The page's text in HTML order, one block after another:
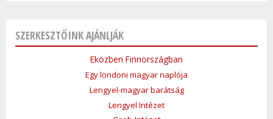
SZERKESZTŐINK AJÁNLJÁK
Eközben Finnországban
Egy londoni magyar naplója
Lengyel-magyar barátság
Lengyel Intézet